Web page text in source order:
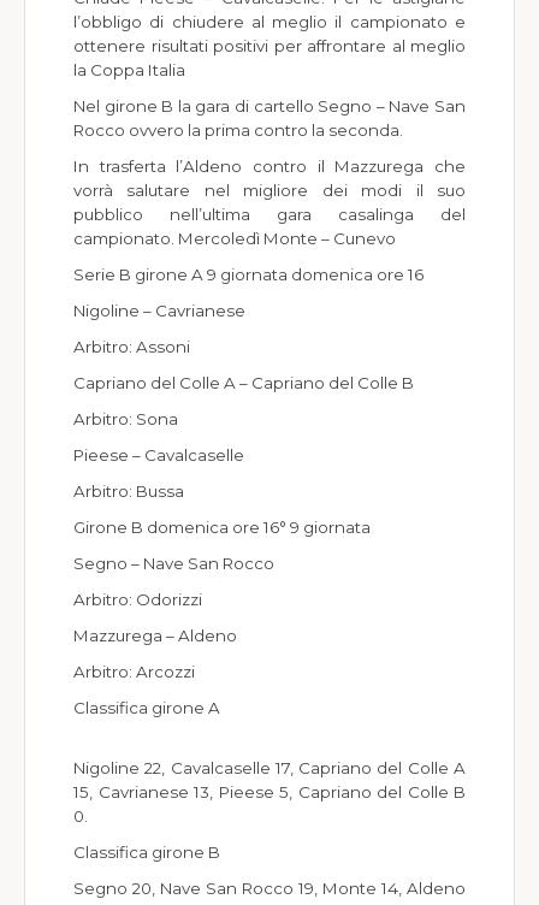
l’obbligo di chiudere al meglio il campionato e
ottenere risultati positivi per affrontare al meglio
la Coppa Italia
Nel girone B la gara di cartello Segno – Nave San
Rocco ovvero la prima contro la seconda.
In trasferta l’Aldeno contro il Mazzurega che
vorrà salutare nel migliore dei modi il suo
pubblico nell’ultima gara casalinga del
campionato. Mercoledì Monte – Cunevo
Serie B girone A 9 giornata domenica ore 16
Nigoline – Cavrianese
Arbitro: Assoni
Capriano del Colle A – Capriano del Colle B
Arbitro: Sona
Pieese – Cavalcaselle
Arbitro: Bussa
Girone B domenica ore 16° 9 giornata
Segno – Nave San Rocco
Arbitro: Odorizzi
Mazzurega – Aldeno
Arbitro: Arcozzi
Classifica girone A
Nigoline 22, Cavalcaselle 17, Capriano del Colle A
15, Cavrianese 13, Pieese 5, Capriano del Colle B
0.
Classifica girone B
Segno 20, Nave San Rocco 19, Monte 14, Aldeno